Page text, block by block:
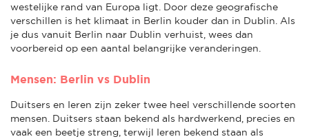
westelijke rand van Europa ligt. Door deze geografische
verschillen is het klimaat in Berlin kouder dan in Dublin. Als
je dus vanuit Berlin naar Dublin verhuist, wees dan
voorbereid op een aantal belangrijke veranderingen.
Mensen: Berlin vs Dublin
Duitsers en Ieren zijn zeker twee heel verschillende soorten
mensen. Duitsers staan bekend als hardwerkend, precies en
vaak een beetje streng, terwijl Ieren bekend staan als